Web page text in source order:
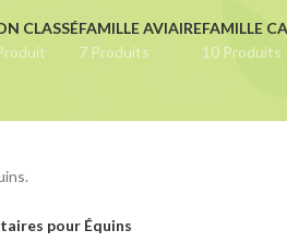
CLASSÉFAMILLE AVIAIRE
7 Produits
FAMILLE
10 Produits
pour Équins